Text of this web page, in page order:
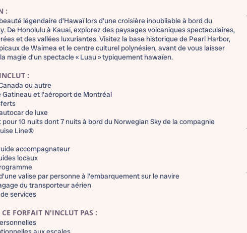
:
légendaire d’Hawaï lors d’une croisière inoubliable à bord du
De Honolulu à Kauai, explorez des paysages volcaniques spectaculaires,
et des vallées luxuriantes. Visitez la base historique de Pearl Harbor,
de Waimea et le centre culturel polynésien, avant de vous laisser
magie d’un spectacle « Luau » typiquement hawaïen.
:
ou autre
Gatineau et l'aéroport de Montréal
de luxe
10 nuits dont 7 nuits à bord du Norwegian Sky de la compagnie
Line®
accompagnateur
locaux
valise par personne à l’embarquement sur le navire
du transporteur aérien
services
FORFAIT N'INCLUT PAS :